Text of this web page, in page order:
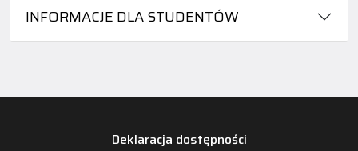
INFORMACJE DLA STUDENTÓW
Deklaracja dostępności